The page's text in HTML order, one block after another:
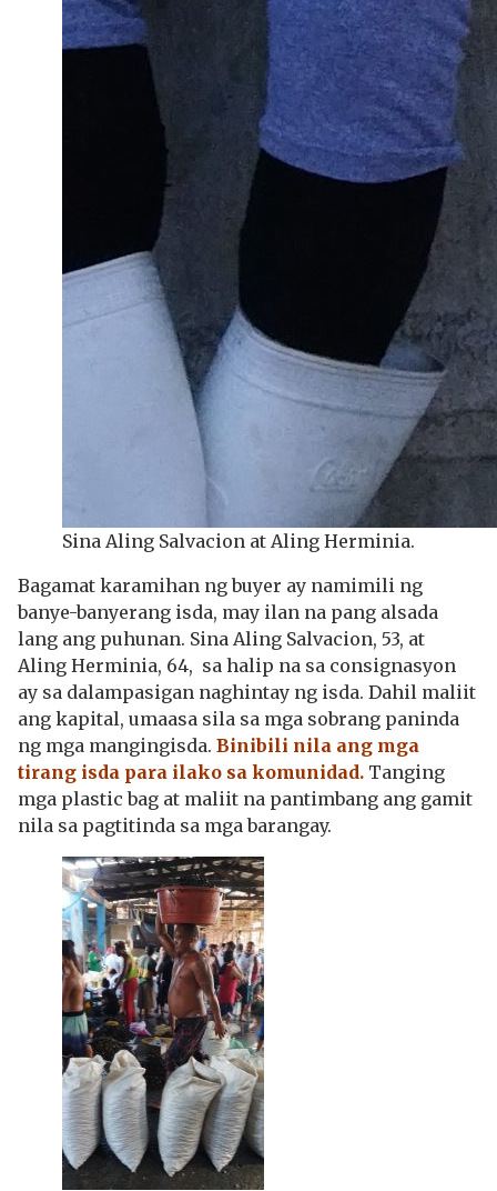
Sina Aling Salvacion at Aling Herminia.
Bagamat karamihan ng buyer ay namimili ng
banye-banyerang isda, may ilan na pang alsada
lang ang puhunan. Sina Aling Salvacion, 53, at
Aling Herminia, 64, sa halip na sa consignasyon
ay sa dalampasigan naghintay ng isda. Dahil maliit
ang kapital, umaasa sila sa mga sobrang paninda
ng mga mangingisda. Binibili nila ang mga
tirang isda para ilako sa komunidad. Tanging
mga plastic bag at maliit na pantimbang ang gamit
nila sa pagtitinda sa mga barangay.